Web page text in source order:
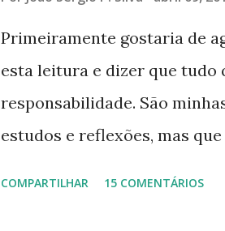
CONSAGRAÇÃO DO
Presença que me envolve
aqui: é a presença da
Felicidade e Alegria. Quem
Primeiramente gostaria de
esta leitura e dizer que tudo
responsabilidade. São
estudos e reflexões, mas
COMPARTILHAR 15 COMENTÁRIOS